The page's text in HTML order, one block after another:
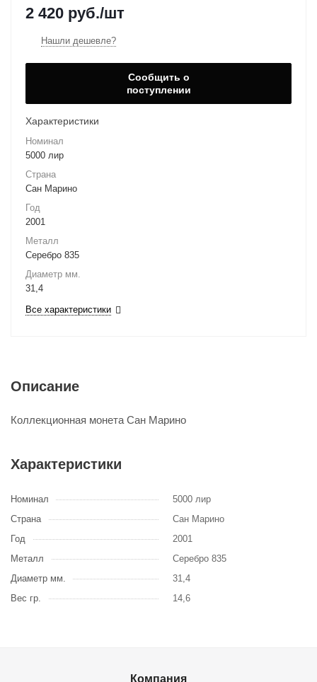
2 420 руб./шт
Нашли дешевле?
Сообщить о
поступлении
Характеристики
Номинал
5000 лир
Страна
Сан Марино
Год
2001
Металл
Серебро 835
Диаметр мм.
31,4
Все характеристики
Описание
Коллекционная монета Сан Марино
Характеристики
Номинал
5000 лир
Страна
Сан Марино
Год
2001
Металл
Серебро 835
Диаметр мм.
31,4
Вес гр.
14,6
Компания